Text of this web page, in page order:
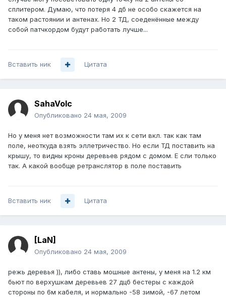
сплитером. Думаю, что потеря 4 дб не особо скажется на
таком растоянии и антенах. Но 2 ТД, соеденённые между
собой патчкордом будут работать лучше...
Вставить ник Цитата
SahaVolc
Опубликовано 24 мая, 2009
Но у меня нет возможности там их к сети вкл. так как там
поле, неоткуда взять эллетричество. Но если ТД поставить на
крышу, то видны кроны деревьев рядом с домом. Е сли только
так. А какой вообще ретранслятор в поле поставить
Вставить ник Цитата
[LaN]
Опубликовано 24 мая, 2009
режь деревья )), либо ставь мошные антены, у меня на 1.2 км
бьют по верхушкам деревьев 27 дцб бестеры с каждой
стороны по 6м кабеля, и нормально -58 зимой, -67 летом